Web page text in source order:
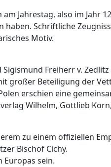
Jahrestag, also im Jahr
Schriftliche
Motiv.
Freiherr v.
großer Beteiligung der
erschien eine
Wilhelm, Gottlieb
zu einem offiziellen
Bischof Cichy.
sein.